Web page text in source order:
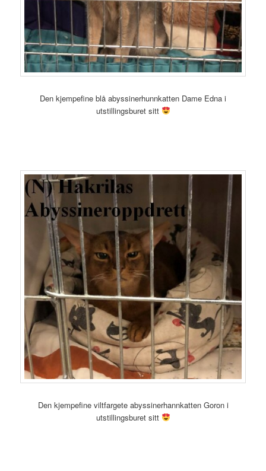
Den kjempefine blå abyssinerhunnkatten Dame Edna i
utstillingsburet sitt
Den kjempefine viltfargete abyssinerhannkatten Goron i
utstillingsburet sitt